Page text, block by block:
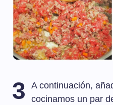
3
A continuación,
cocinamos un par